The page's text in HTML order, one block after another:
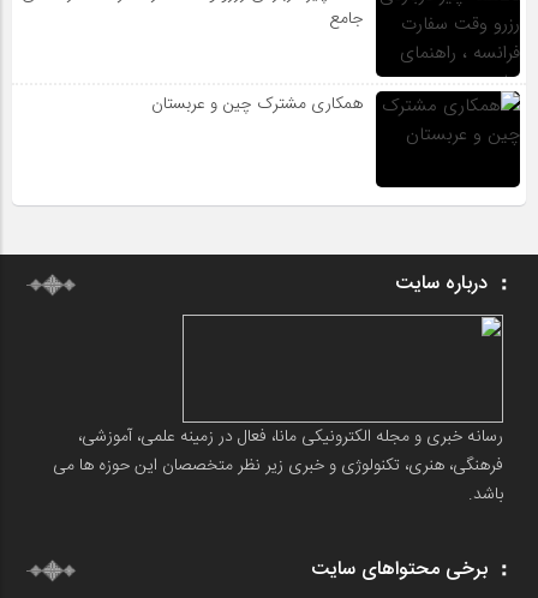
جامع
همکاری مشترک چین و عربستان
درباره سایت
رسانه خبری و مجله الکترونیکی مانا، فعال در زمینه علمی، آموزشی،
فرهنگی، هنری، تکنولوژی و خبری زیر نظر متخصصان این حوزه ها می
باشد.
برخی محتواهای سایت